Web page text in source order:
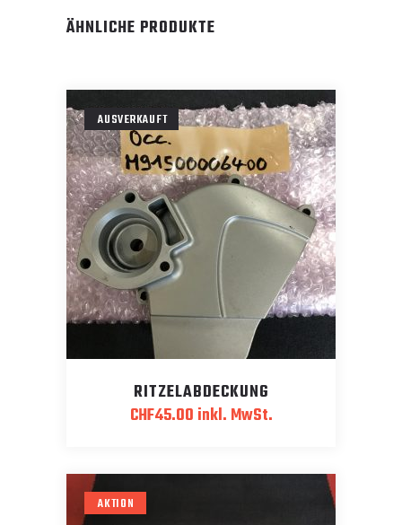
ÄHNLICHE PRODUKTE
AUSVERKAUFT
RITZELABDECKUNG
CHF45.00 inkl. MwSt.
AKTION